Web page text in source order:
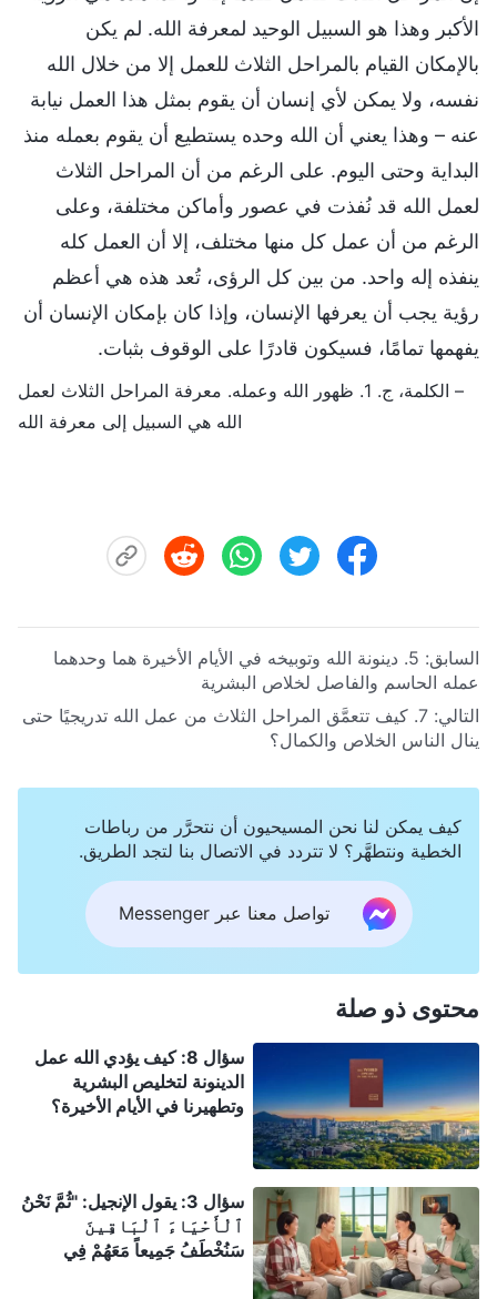
الأكبر وهذا هو السبيل الوحيد لمعرفة الله. لم يكن
بالإمكان القيام بالمراحل الثلاث للعمل إلا من خلال الله
نفسه، ولا يمكن لأي إنسان أن يقوم بمثل هذا العمل نيابة
عنه – وهذا يعني أن الله وحده يستطيع أن يقوم بعمله منذ
البداية وحتى اليوم. على الرغم من أن المراحل الثلاث
لعمل الله قد نُفذت في عصور وأماكن مختلفة، وعلى
الرغم من أن عمل كل منها مختلف، إلا أن العمل كله
ينفذه إله واحد. من بين كل الرؤى، تُعد هذه هي أعظم
رؤية يجب أن يعرفها الإنسان، وإذا كان بإمكان الإنسان أن
يفهمها تمامًا، فسيكون قادرًا على الوقوف بثبات.
– الكلمة، ج. 1. ظهور الله وعمله. معرفة المراحل الثلاث لعمل
الله هي السبيل إلى معرفة الله
السابق:
5. دينونة الله وتوبيخه في الأيام الأخيرة هما وحدهما
عمله الحاسم والفاصل لخلاص البشرية
التالي:
7. كيف تتعمَّق المراحل الثلاث من عمل الله تدريجيًا حتى
ينال الناس الخلاص والكمال؟
كيف يمكن لنا نحن المسيحيون أن نتحرَّر من رباطات
الخطية ونتطهَّر؟ لا تتردد في الاتصال بنا لتجد الطريق.
تواصل معنا عبر Messenger
محتوى ذو صلة
سؤال 8: كيف يؤدي الله عمل
الدينونة لتخليص البشرية
وتطهيرنا في الأيام الأخيرة؟
سؤال 3: يقول الإنجيل: "ثُمَّ نَحْنُ
ٱلْأَحْيَاءَ ٱلْبَاقِينَ
سَنُخْطَفُ جَمِيعاً مَعَهُمْ فِي